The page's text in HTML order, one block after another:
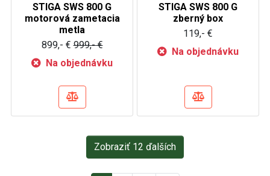
STIGA SWS 800 G
motorová zametacia
metla
899,- € 999,- €
Na objednávku
STIGA SWS 800 G
zberný box
119,- €
Na objednávku
Zobraziť 12 ďalších